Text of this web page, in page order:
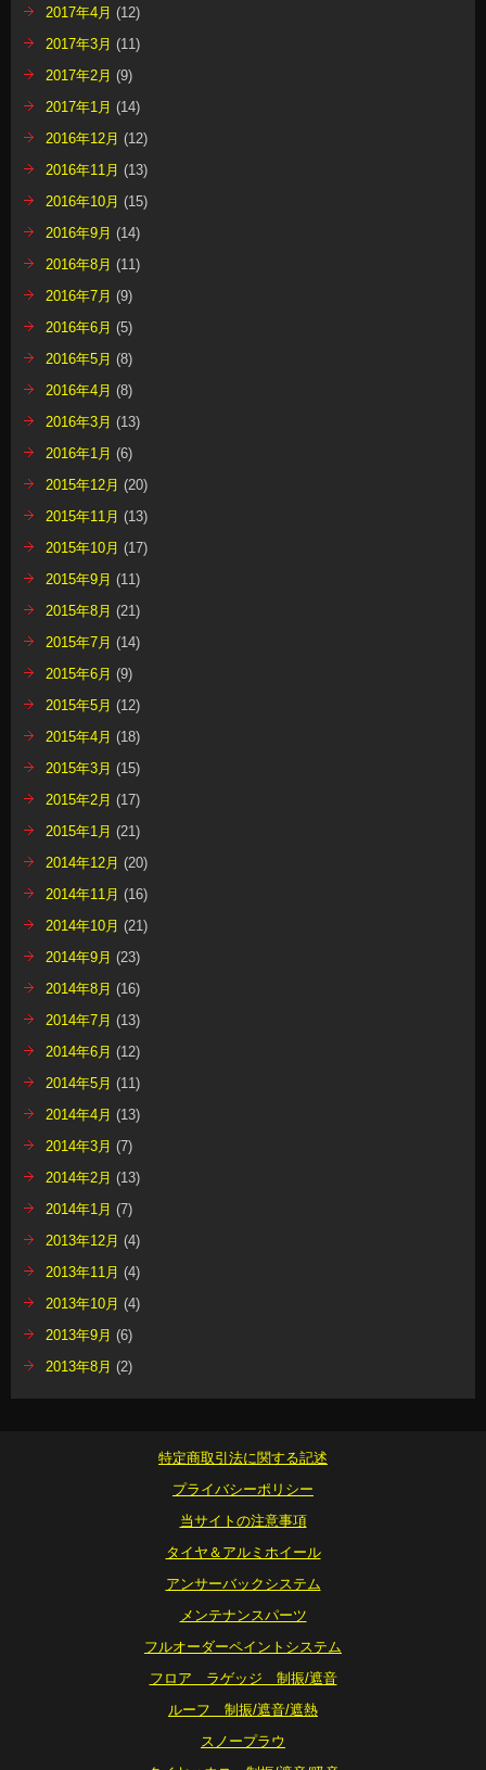
2017年4月 (12)
2017年3月 (11)
2017年2月 (9)
2017年1月 (14)
2016年12月 (12)
2016年11月 (13)
2016年10月 (15)
2016年9月 (14)
2016年8月 (11)
2016年7月 (9)
2016年6月 (5)
2016年5月 (8)
2016年4月 (8)
2016年3月 (13)
2016年1月 (6)
2015年12月 (20)
2015年11月 (13)
2015年10月 (17)
2015年9月 (11)
2015年8月 (21)
2015年7月 (14)
2015年6月 (9)
2015年5月 (12)
2015年4月 (18)
2015年3月 (15)
2015年2月 (17)
2015年1月 (21)
2014年12月 (20)
2014年11月 (16)
2014年10月 (21)
2014年9月 (23)
2014年8月 (16)
2014年7月 (13)
2014年6月 (12)
2014年5月 (11)
2014年4月 (13)
2014年3月 (7)
2014年2月 (13)
2014年1月 (7)
2013年12月 (4)
2013年11月 (4)
2013年10月 (4)
2013年9月 (6)
2013年8月 (2)
特定商取引法に関する記述
プライバシーポリシー
当サイトの注意事項
タイヤ＆アルミホイール
アンサーバックシステム
メンテナンスパーツ
フルオーダーペイントシステム
フロア ラゲッジ 制振/遮音
ルーフ 制振/遮音/遮熱
スノープラウ